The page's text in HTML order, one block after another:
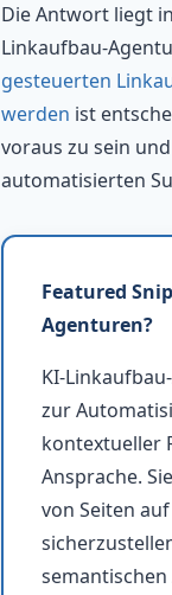
Die Antwort liegt
Linkaufbau-
gesteuerten
werden ist
voraus zu sein
automatisierten
Featured
Agenturen?
KI-
zur
kontextueller
Ansprache.
von Seiten